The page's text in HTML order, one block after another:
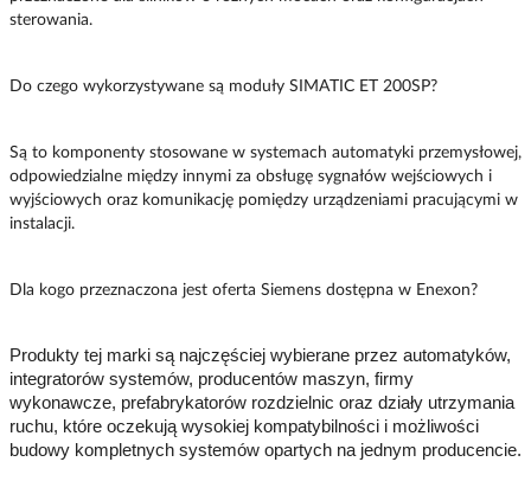
sterowania.
Do czego wykorzystywane są moduły SIMATIC ET 200SP?
Są to komponenty stosowane w systemach automatyki przemysłowej,
odpowiedzialne między innymi za obsługę sygnałów wejściowych i
wyjściowych oraz komunikację pomiędzy urządzeniami pracującymi w
instalacji.
Dla kogo przeznaczona jest oferta Siemens dostępna w Enexon?
Produkty tej marki są najczęściej wybierane przez automatyków,
integratorów systemów, producentów maszyn, firmy
wykonawcze, prefabrykatorów rozdzielnic oraz działy utrzymania
ruchu, które oczekują wysokiej kompatybilności i możliwości
budowy kompletnych systemów opartych na jednym producencie.